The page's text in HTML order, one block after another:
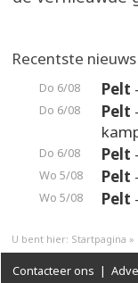
Recentste
Do 6/08 Pelt
Do 6/08 Pelt
Do 6/08 Pelt
Wo 5/08 Pelt
Wo 5/08 Pelt
U bent hier: Startpagina »
Contacteer ons |